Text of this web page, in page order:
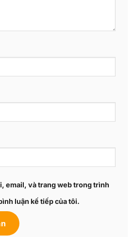
email, và trang web trong trình
luận kế tiếp của tôi.